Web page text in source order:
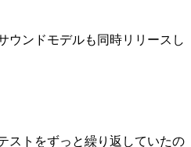
ウンドモデルも同時リリースし
ストをずっと繰り返していたの